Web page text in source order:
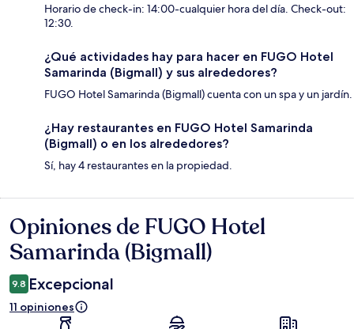
Horario de check-in: 14:00-cualquier hora del día. Check-out:
12:30.
¿Qué actividades hay para hacer en FUGO Hotel
Samarinda (Bigmall) y sus alrededores?
FUGO Hotel Samarinda (Bigmall) cuenta con un spa y un jardín.
¿Hay restaurantes en FUGO Hotel Samarinda
(Bigmall) o en los alrededores?
Sí, hay 4 restaurantes en la propiedad.
Opiniones
Opiniones de FUGO Hotel
Samarinda (Bigmall)
9.8 Excepcional
11 opiniones